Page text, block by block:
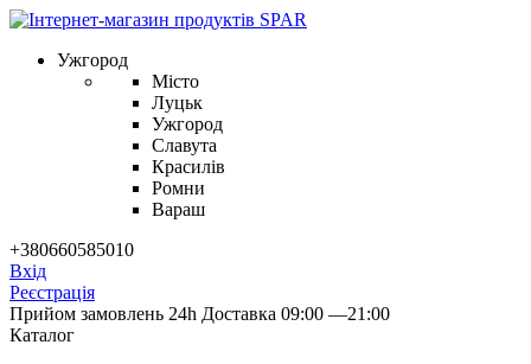
Ужгород
Місто
Луцьк
Ужгород
Славута
Красилів
Ромни
Вараш
+380660585010
Вхід
Реєстрація
Прийом замовлень 24h Доставка 09:00 —21:00
Каталог